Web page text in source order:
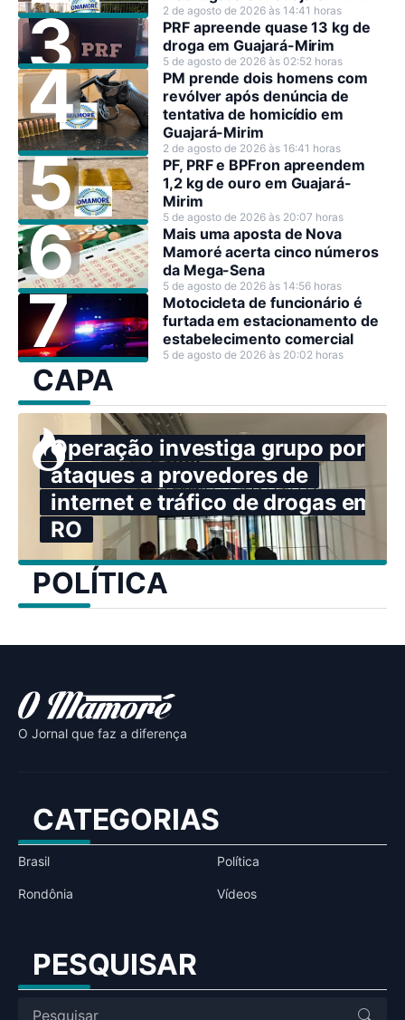
2 de agosto de 2026 às 14:41 horas
PRF apreende quase 13 kg de
droga em Guajará-Mirim
5 de agosto de 2026 às 02:52 horas
PM prende dois homens com
revólver após denúncia de
tentativa de homicídio em
Guajará-Mirim
2 de agosto de 2026 às 16:41 horas
PF, PRF e BPFron apreendem
1,2 kg de ouro em Guajará-
Mirim
5 de agosto de 2026 às 20:07 horas
Mais uma aposta de Nova
Mamoré acerta cinco números
da Mega-Sena
5 de agosto de 2026 às 14:56 horas
Motocicleta de funcionário é
furtada em estacionamento de
estabelecimento comercial
5 de agosto de 2026 às 20:02 horas
CAPA
Operação investiga grupo por
ataques a provedores de
internet e tráfico de drogas em
RO
POLÍTICA
O Jornal que faz a diferença
CATEGORIAS
Brasil Política
Rondônia Vídeos
PESQUISAR